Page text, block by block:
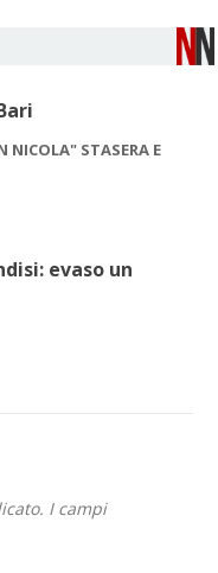
NICOLA" STASERA E
evaso un
I campi